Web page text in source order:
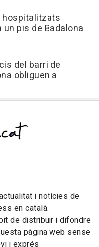
hospitalitzats
pis de Badalona
del barri de
obliguen a
i notícies de
en català.
de distribuir i difondre
pàgina web sense
i exprés